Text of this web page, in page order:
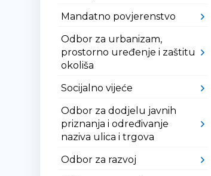
Mandatno povjerenstvo
Odbor za urbanizam,
prostorno uređenje i zaštitu
okoliša
Socijalno vijeće
Odbor za dodjelu javnih
priznanja i određivanje
naziva ulica i trgova
Odbor za razvoj